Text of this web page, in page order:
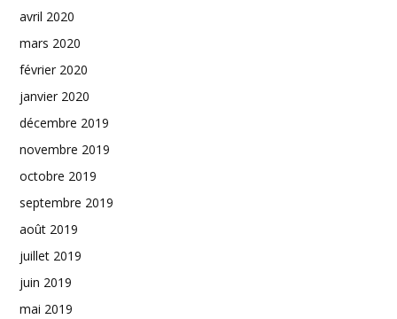
avril 2020
mars 2020
février 2020
janvier 2020
décembre 2019
novembre 2019
octobre 2019
septembre 2019
août 2019
juillet 2019
juin 2019
mai 2019